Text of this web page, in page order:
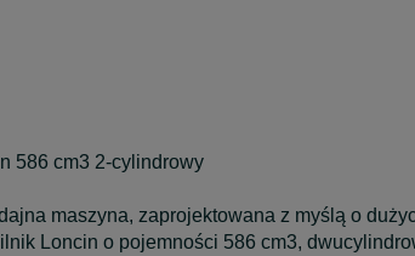
586 cm3 2-cylindrowy
maszyna, zaprojektowana z myślą o
Loncin o pojemności 586 cm3,